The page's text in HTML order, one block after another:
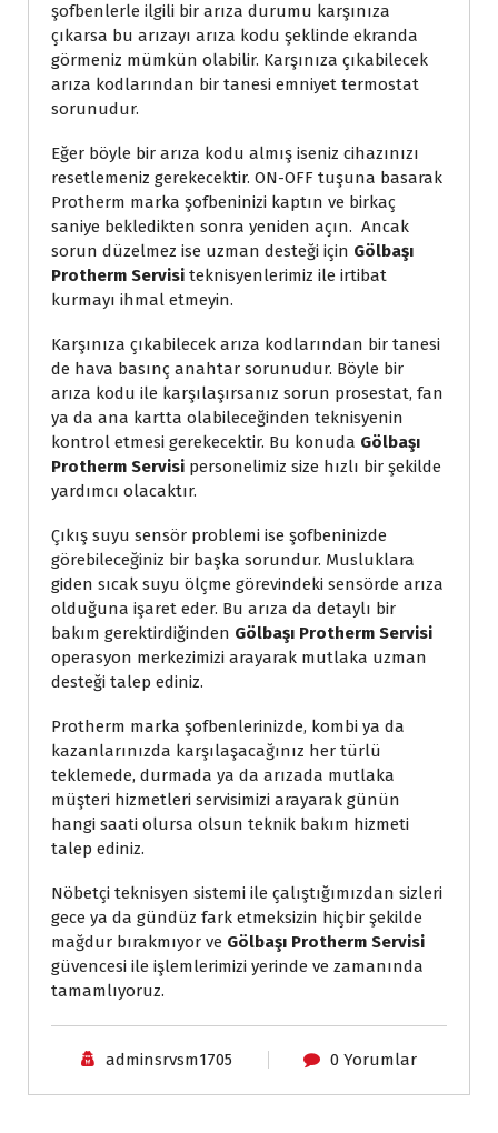
şofbenlerle ilgili bir arıza durumu karşınıza
çıkarsa bu arızayı arıza kodu şeklinde ekranda
görmeniz mümkün olabilir. Karşınıza çıkabilecek
arıza kodlarından bir tanesi emniyet termostat
sorunudur.
Eğer böyle bir arıza kodu almış iseniz cihazınızı
resetlemeniz gerekecektir. ON-OFF tuşuna basarak
Protherm marka şofbeninizi kaptın ve birkaç
saniye bekledikten sonra yeniden açın. Ancak
sorun düzelmez ise uzman desteği için Gölbaşı
Protherm Servisi teknisyenlerimiz ile irtibat
kurmayı ihmal etmeyin.
Karşınıza çıkabilecek arıza kodlarından bir tanesi
de hava basınç anahtar sorunudur. Böyle bir
arıza kodu ile karşılaşırsanız sorun prosestat, fan
ya da ana kartta olabileceğinden teknisyenin
kontrol etmesi gerekecektir. Bu konuda Gölbaşı
Protherm Servisi personelimiz size hızlı bir şekilde
yardımcı olacaktır.
Çıkış suyu sensör problemi ise şofbeninizde
görebileceğiniz bir başka sorundur. Musluklara
giden sıcak suyu ölçme görevindeki sensörde arıza
olduğuna işaret eder. Bu arıza da detaylı bir
bakım gerektirdiğinden Gölbaşı Protherm Servisi
operasyon merkezimizi arayarak mutlaka uzman
desteği talep ediniz.
Protherm marka şofbenlerinizde, kombi ya da
kazanlarınızda karşılaşacağınız her türlü
teklemede, durmada ya da arızada mutlaka
müşteri hizmetleri servisimizi arayarak günün
hangi saati olursa olsun teknik bakım hizmeti
talep ediniz.
Nöbetçi teknisyen sistemi ile çalıştığımızdan sizleri
gece ya da gündüz fark etmeksizin hiçbir şekilde
mağdur bırakmıyor ve Gölbaşı Protherm Servisi
güvencesi ile işlemlerimizi yerinde ve zamanında
tamamlıyoruz.
adminsrvsm1705 0 Yorumlar